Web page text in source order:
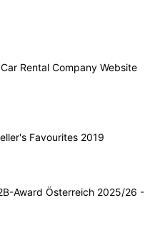
Rental Company Website
Favourites 2019
Award Österreich 2025/26 -